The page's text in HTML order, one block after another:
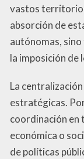
vastos
absorción de
autónomas,
la imposición de
La
estratégicas.
coordinación en
económica o
de políticas